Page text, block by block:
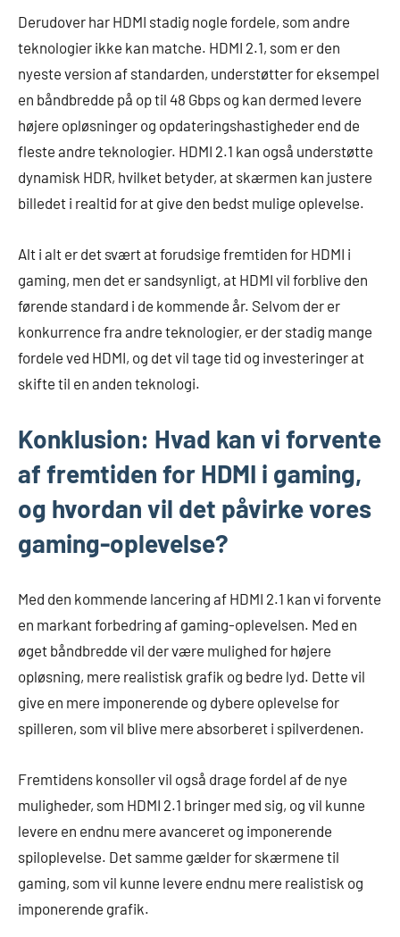
Derudover har HDMI stadig nogle fordele, som andre
teknologier ikke kan matche. HDMI 2.1, som er den
nyeste version af standarden, understøtter for eksempel
en båndbredde på op til 48 Gbps og kan dermed levere
højere opløsninger og opdateringshastigheder end de
fleste andre teknologier. HDMI 2.1 kan også understøtte
dynamisk HDR, hvilket betyder, at skærmen kan justere
billedet i realtid for at give den bedst mulige oplevelse.
Alt i alt er det svært at forudsige fremtiden for HDMI i
gaming, men det er sandsynligt, at HDMI vil forblive den
førende standard i de kommende år. Selvom der er
konkurrence fra andre teknologier, er der stadig mange
fordele ved HDMI, og det vil tage tid og investeringer at
skifte til en anden teknologi.
Konklusion: Hvad kan vi forvente
af fremtiden for HDMI i gaming,
og hvordan vil det påvirke vores
gaming-oplevelse?
Med den kommende lancering af HDMI 2.1 kan vi forvente
en markant forbedring af gaming-oplevelsen. Med en
øget båndbredde vil der være mulighed for højere
opløsning, mere realistisk grafik og bedre lyd. Dette vil
give en mere imponerende og dybere oplevelse for
spilleren, som vil blive mere absorberet i spilverdenen.
Fremtidens konsoller vil også drage fordel af de nye
muligheder, som HDMI 2.1 bringer med sig, og vil kunne
levere en endnu mere avanceret og imponerende
spiloplevelse. Det samme gælder for skærmene til
gaming, som vil kunne levere endnu mere realistisk og
imponerende grafik.